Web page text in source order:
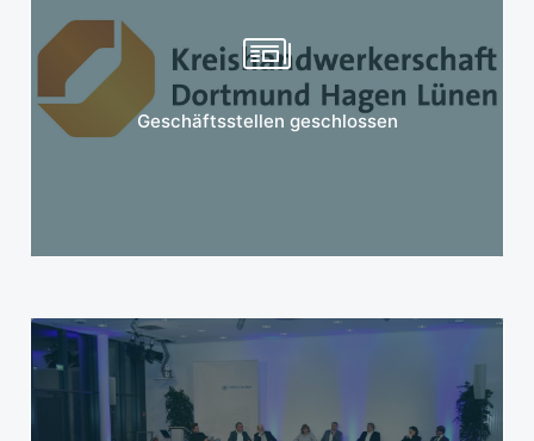
Geschäftsstellen geschlossen
Mehr erfahren